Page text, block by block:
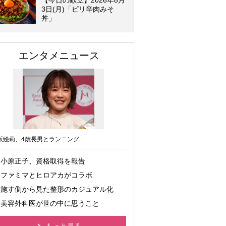
3日(月)「ピリ辛肉みそ
丼」
エンタメニュース
絵莉、4歳長男とランニング
小原正子、資格取得を報告
ファミマとヒロアカがコラボ
施す側から見た整形のカジュアル化
美容外科医が世の中に思うこと